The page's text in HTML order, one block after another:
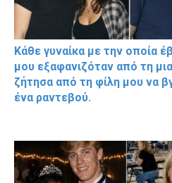
Κάθε γυναίκα με την οποία
μου εξαφανιζόταν από τη
ζήτησα από τη φίλη μου να
ένα ραντεβού.